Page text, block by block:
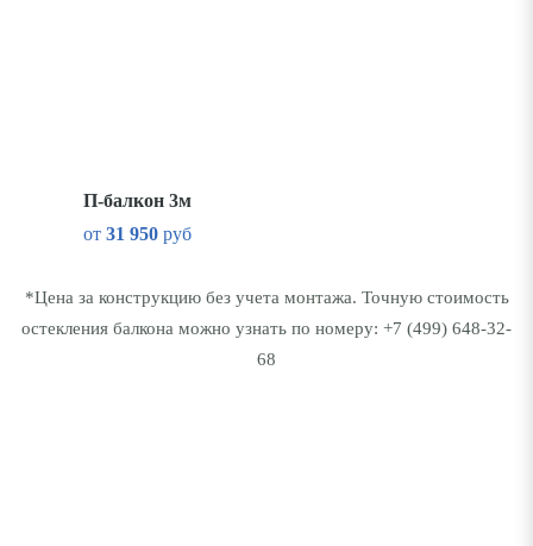
П-балкон 3м
от 31 950руб
*Цена за конструкцию без учета монтажа. Точную стоимость
остекления балкона можно узнать по номеру: +7 (499) 648-32-
68